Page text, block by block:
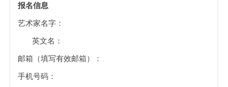
报名信息
艺术家名字：
英文名：
邮箱（填写有效邮箱）：
手机号码：